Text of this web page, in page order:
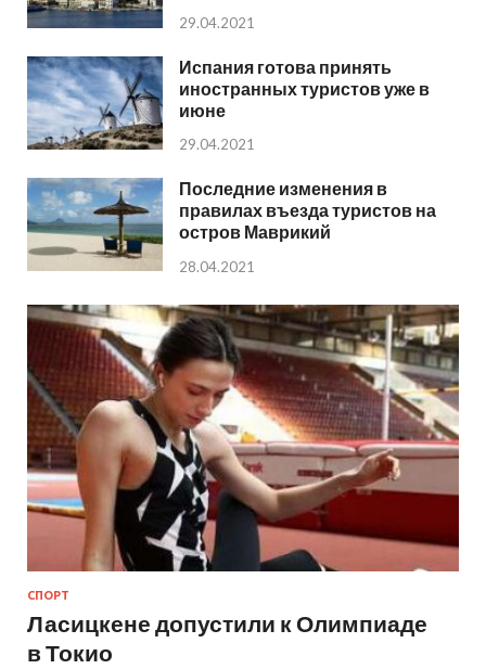
29.04.2021
Испания готова принять
иностранных туристов уже в
июне
29.04.2021
Последние изменения в
правилах въезда туристов на
остров Маврикий
28.04.2021
СПОРТ
Ласицкене допустили к Олимпиаде
в Токио